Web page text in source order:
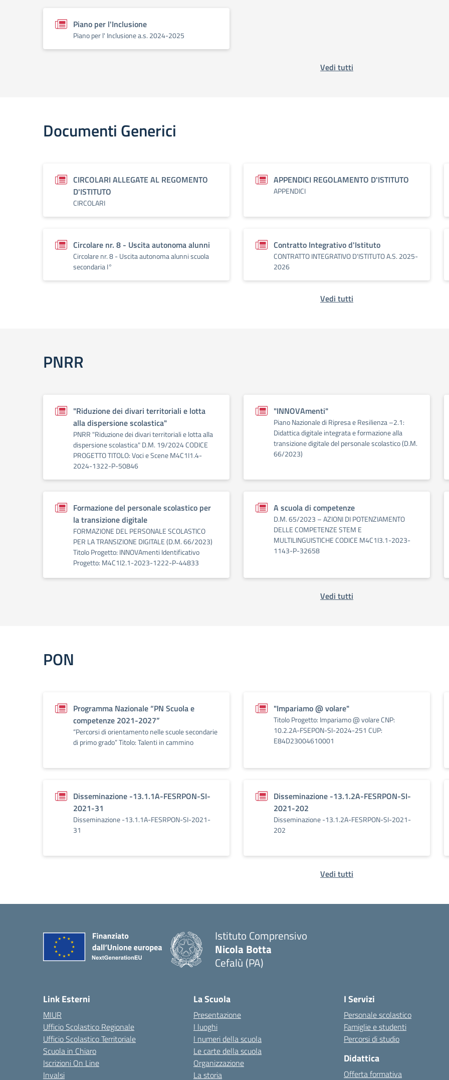
Piano per l'Inclusione
Piano per l' Inclusione a.s. 2024-2025
Vedi tutti
Documenti Generici
CIRCOLARI ALLEGATE AL REGOMENTO
D'ISTITUTO
CIRCOLARI
APPENDICI REGOLAMENTO D'ISTITUTO
APPENDICI
Circolare nr. 8 - Uscita autonoma alunni
Circolare nr. 8 - Uscita autonoma alunni scuola
secondaria I°
Contratto Integrativo d'Istituto
CONTRATTO INTEGRATIVO D'ISTITUTO A.S. 2025-
2026
Vedi tutti
PNRR
"Riduzione dei divari territoriali e lotta
alla dispersione scolastica"
PNRR "Riduzione dei divari territoriali e lotta alla
dispersione scolastica" D.M. 19/2024 CODICE
PROGETTO TITOLO: Voci e Scene M4C1I1.4-
2024-1322-P-50846
"INNOVAmenti"
Piano Nazionale di Ripresa e Resilienza –2.1:
Didattica digitale integrata e formazione alla
transizione digitale del personale scolastico (D.M.
66/2023)
Formazione del personale scolastico per
la transizione digitale
FORMAZIONE DEL PERSONALE SCOLASTICO
PER LA TRANSIZIONE DIGITALE (D.M. 66/2023)
Titolo Progetto: INNOVAmenti Identificativo
Progetto: M4C1I2.1-2023-1222-P-44833
A scuola di competenze
D.M. 65/2023 – AZIONI DI POTENZIAMENTO
DELLE COMPETENZE STEM E
MULTILINGUISTICHE CODICE M4C1I3.1-2023-
1143-P-32658
Vedi tutti
PON
Programma Nazionale “PN Scuola e
competenze 2021-2027”
“Percorsi di orientamento nelle scuole secondarie
di primo grado” Titolo: Talenti in cammino
"Impariamo @ volare"
Titolo Progetto: Impariamo @ volare CNP:
10.2.2A-FSEPON-SI-2024-251 CUP:
E84D23004610001
Disseminazione -13.1.1A-FESRPON-SI-
2021-31
Disseminazione -13.1.1A-FESRPON-SI-2021-
31
Disseminazione -13.1.2A-FESRPON-SI-
2021-202
Disseminazione -13.1.2A-FESRPON-SI-2021-
202
Vedi tutti
Istituto Comprensivo
Nicola Botta
Cefalù (PA)
Link Esterni
MIUR
Ufficio Scolastico Regionale
Ufficio Scolastico Territoriale
Scuola in Chiaro
Iscrizioni On Line
Invalsi
La Scuola
Presentazione
I luoghi
I numeri della scuola
Le carte della scuola
Organizzazione
La storia
I Servizi
Personale scolastico
Famiglie e studenti
Percorsi di studio
Didattica
Offerta formativa